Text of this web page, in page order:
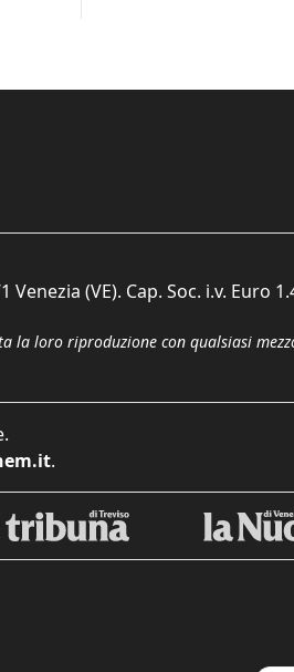
(VE). Cap. Soc. i.v. Euro
loro riproduzione con qualsiasi
.